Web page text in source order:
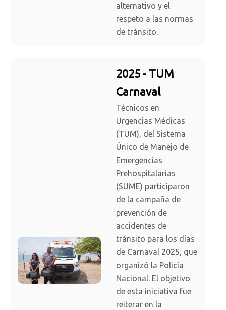
alternativo y el
respeto a las normas
de tránsito.
2025 - TUM
Carnaval
Técnicos en
Urgencias Médicas
(TUM), del Sistema
Único de Manejo de
Emergencias
Prehospitalarias
(SUME) participaron
de la campaña de
prevención de
accidentes de
tránsito para los días
de Carnaval 2025, que
organizó la Policía
Nacional. El objetivo
de esta iniciativa fue
reiterar en la